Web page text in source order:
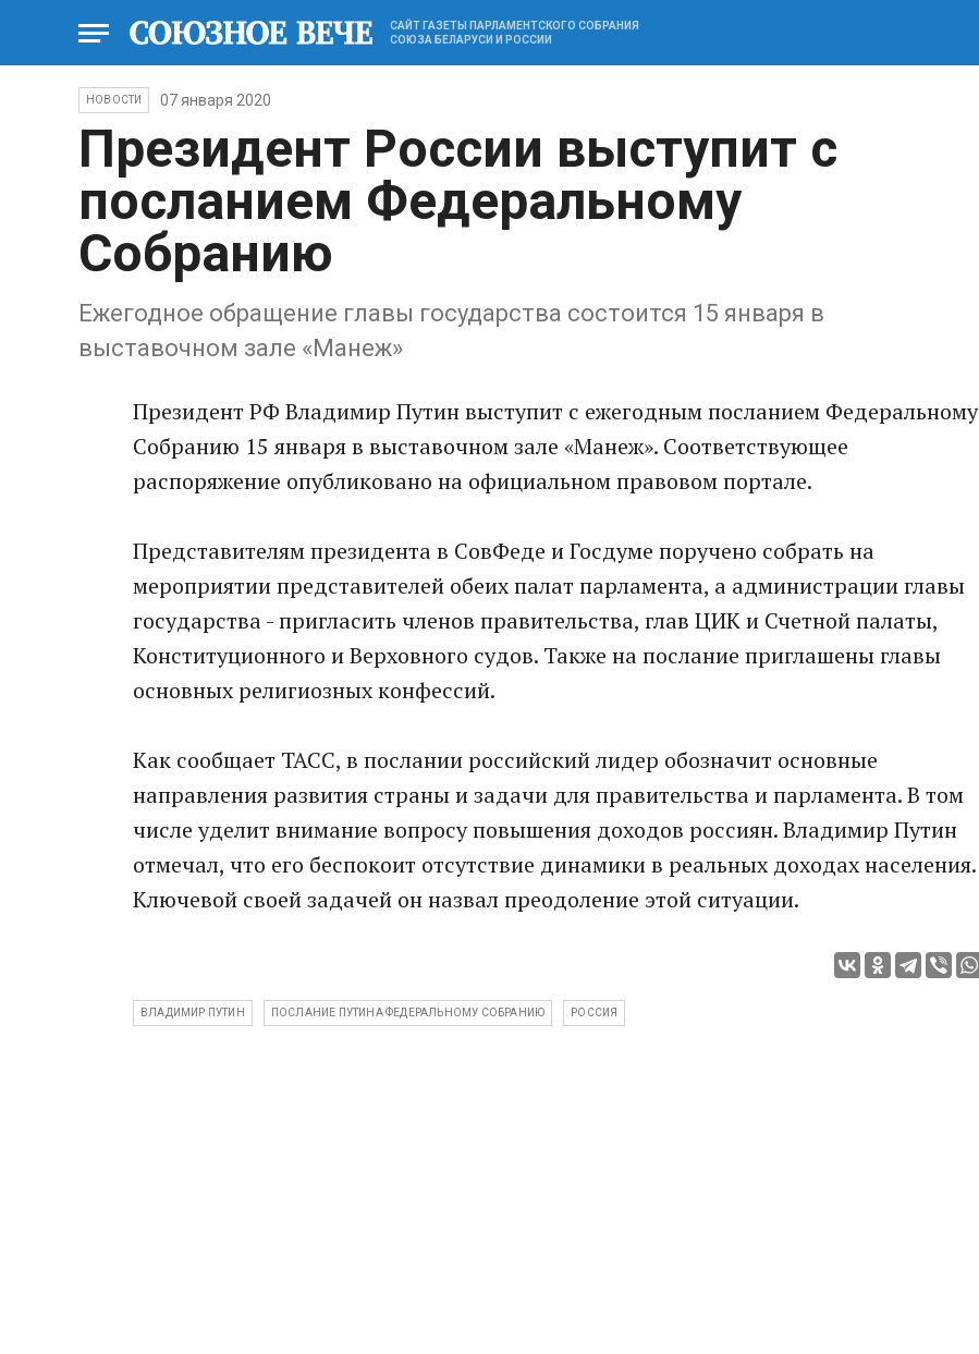
САЙТ ГАЗЕТЫ ПАРЛАМЕНТСКОГО СОБРАНИЯ
СОЮЗА БЕЛАРУСИ И РОССИИ
НОВОСТИ 07 января 2020
Президент России выступит с
посланием Федеральному
Собранию
Ежегодное обращение главы государства состоится 15 января в
выставочном зале «Манеж»
Президент РФ Владимир Путин выступит с ежегодным посланием Федеральному
Собранию 15 января в выставочном зале «Манеж». Соответствующее
распоряжение опубликовано на официальном правовом портале.
Представителям президента в СовФеде и Госдуме поручено собрать на
мероприятии представителей обеих палат парламента, а администрации главы
государства - пригласить членов правительства, глав ЦИК и Счетной палаты,
Конституционного и Верховного судов. Также на послание приглашены главы
основных религиозных конфессий.
Как сообщает ТАСС, в послании российский лидер обозначит основные
направления развития страны и задачи для правительства и парламента. В том
числе уделит внимание вопросу повышения доходов россиян. Владимир Путин
отмечал, что его беспокоит отсутствие динамики в реальных доходах населения.
Ключевой своей задачей он назвал преодоление этой ситуации.
ВЛАДИМИР ПУТИН ПОСЛАНИЕ ПУТИНА ФЕДЕРАЛЬНОМУ СОБРАНИЮ РОССИЯ